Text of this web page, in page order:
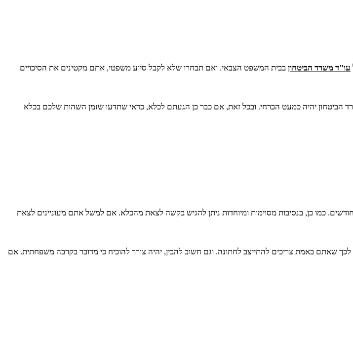
עו"ד משרד הביטחון בבית המשפט הצבאי. ואם תבחרו שלא לקבל סיוע משפטי, אתם מקטינים את הסיכויים
הביטחון יהיה כמעט הכרחי. ובכל זאת, אם כבר כן הגעתם לכלא, כדאי שתדעו שזמן השהות שלכם בכלא
נניח שהשופט הצבאי דן אתכם לשהות של 4 חודשים בכלא, אתם תשרתו בצה"ל במשך 3 שנים ו-4 חודשים. כמו כן, בנסיבות מסוימות ומיוחדות ניתן להגיש בקשה לצאת מהכלא. אם למשל אתם מעוניינים לצאת
שאתם באמת צריכים להתייצב לחתונה. וגם חשוב להבין, יהיה צורך להוכיח כי מדובר בקרבה משפחתית. אם